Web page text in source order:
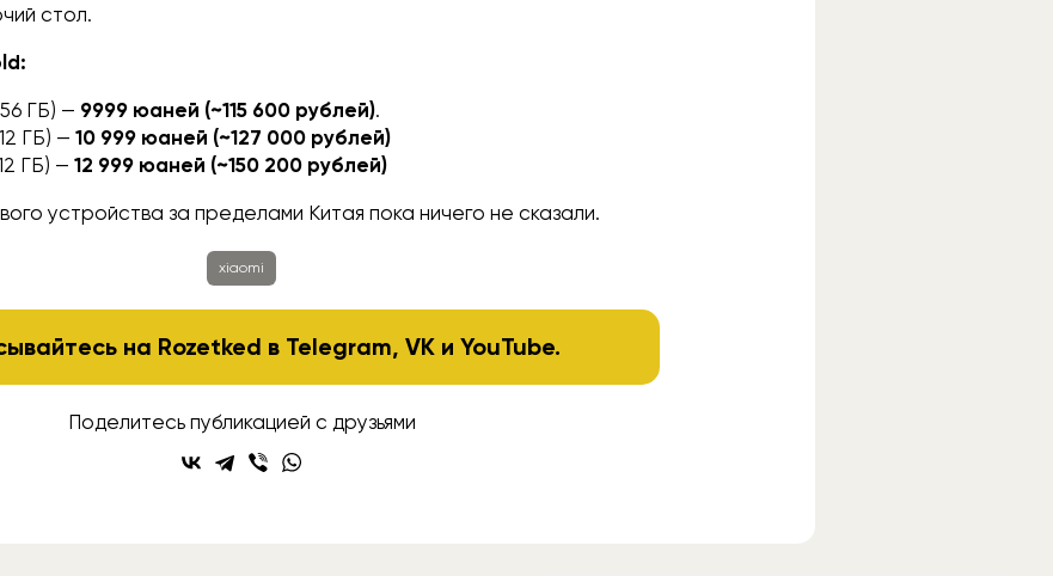
стол.
ГБ) — 9999 юаней (~115 600 рублей).
ГБ) —10 999 юаней (~127 000 рублей)
ГБ) —12 999 юаней (~150 200 рублей)
устройства за пределами Китая пока ничего не сказали.
xiaomi
на Rozetked в Telegram,VK иYouTube.
Поделитесь публикацией с друзьями